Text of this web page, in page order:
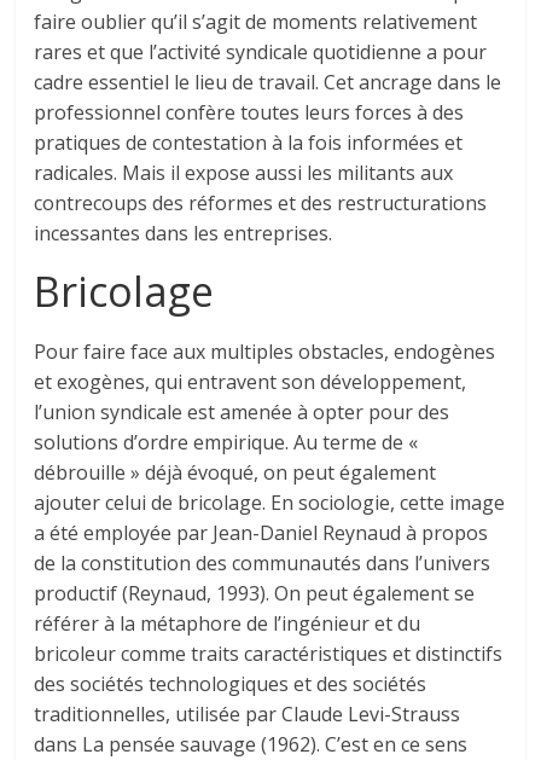
faire oublier qu’il s’agit de moments relativement
rares et que l’activité syndicale quotidienne a pour
cadre essentiel le lieu de travail. Cet ancrage dans le
professionnel confère toutes leurs forces à des
pratiques de contestation à la fois informées et
radicales. Mais il expose aussi les militants aux
contrecoups des réformes et des restructurations
incessantes dans les entreprises.
Bricolage
Pour faire face aux multiples obstacles, endogènes
et exogènes, qui entravent son développement,
l’union syndicale est amenée à opter pour des
solutions d’ordre empirique. Au terme de «
débrouille » déjà évoqué, on peut également
ajouter celui de bricolage. En sociologie, cette image
a été employée par Jean-Daniel Reynaud à propos
de la constitution des communautés dans l’univers
productif (Reynaud, 1993). On peut également se
référer à la métaphore de l’ingénieur et du
bricoleur comme traits caractéristiques et distinctifs
des sociétés technologiques et des sociétés
traditionnelles, utilisée par Claude Levi-Strauss
dans La pensée sauvage (1962). C’est en ce sens